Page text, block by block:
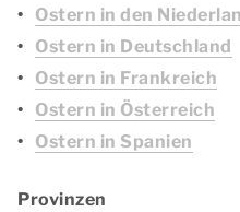
Ostern in den
Ostern in Deutschland
Ostern in Frankreich
Ostern in Österreich
Ostern in Spanien
Provinzen